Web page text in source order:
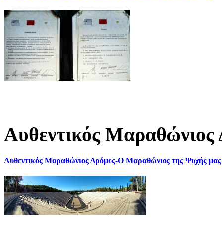
Αυθεντικός Μαραθώνιος
Αυθεντικός Μαραθώνιος Δρόμος-Ο Μαραθώνιος της Ψυχής